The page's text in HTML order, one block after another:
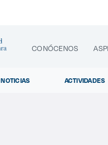
CONÓCENOS
NOTICIAS ACTIVIDADES